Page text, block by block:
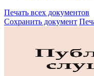
Печать всех документов
Сохранить документ